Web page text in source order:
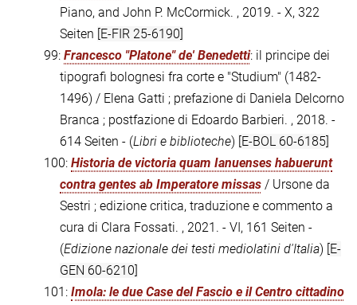
Piano, and John P. McCormick. , 2019. - X, 322
Seiten [E-FIR 25-6190]
99: Francesco "Platone" de' Benedetti: il principe dei
tipografi bolognesi fra corte e "Studium" (1482-
1496) / Elena Gatti ; prefazione di Daniela Delcorno
Branca ; postfazione di Edoardo Barbieri. , 2018. -
614 Seiten - (Libri e biblioteche) [E-BOL 60-6185]
100: Historia de victoria quam Ianuenses habuerunt
contra gentes ab Imperatore missas / Ursone da
Sestri ; edizione critica, traduzione e commento a
cura di Clara Fossati. , 2021. - VI, 161 Seiten -
(Edizione nazionale dei testi mediolatini d'Italia) [E-
GEN 60-6210]
101: Imola: le due Case del Fascio e il Centro cittadino